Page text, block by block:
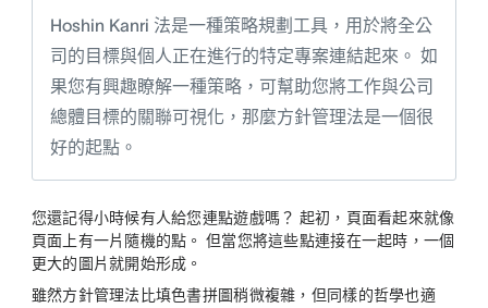
Hoshin Kanri 法是一種策略規劃工具，用於將全公
司的目標與個人正在進行的特定專案連結起來。 如
果您有興趣瞭解一種策略，可幫助您將工作與公司
總體目標的關聯可視化，那麼方針管理法是一個很
好的起點。
您還記得小時候有人給您連點遊戲嗎？ 起初，頁面看起來就像
頁面上有一片隨機的點。 但當您將這些點連接在一起時，一個
更大的圖片就開始形成。
雖然方針管理法比填色書拼圖稍微複雜，但同樣的哲學也適